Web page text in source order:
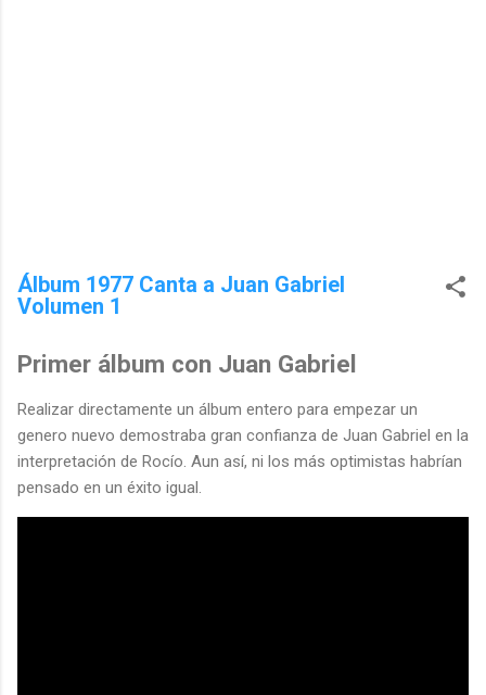
Álbum 1977 Canta a Juan Gabriel
Volumen 1
Primer álbum con Juan Gabriel
Realizar directamente un álbum entero para empezar un
genero nuevo demostraba gran confianza de Juan Gabriel en la
interpretación de Rocío. Aun así, ni los más optimistas habrían
pensado en un éxito igual.